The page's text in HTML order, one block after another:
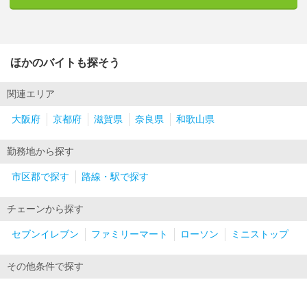
ほかのバイトも探そう
関連エリア
大阪府 京都府 滋賀県 奈良県 和歌山県
勤務地から探す
市区郡で探す 路線・駅で探す
チェーンから探す
セブンイレブン ファミリーマート ローソン ミニストップ
その他条件で探す